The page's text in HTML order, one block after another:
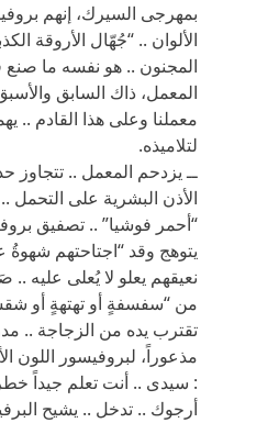
بمهرجى السيرك، إنهم
الألوان .. “جُهّال الأروقة
المجنون .. هو نفسه ما صنع
المعمل، ذاك السابق
معملنا وعلى هذا القادم ..
لتلاميذه.
ــ يزدحم المعمل .. تتجاوز
الأذن البشرية على التحمل ..
“أحمر فوشيا” .. تصفيق
يتوهج وقد “اجتاحتهم
نعيقهم يعلو لا يُعلى عليه ..
من “سفسفةٍ أو تهتهةٍ أو
تقترب يده من الزجاجة ..
مذعوراً، لبروفيسور اللون
: سيدى .. أنت تعلم جيداً
أرجوك .. تدخل .. يشيح